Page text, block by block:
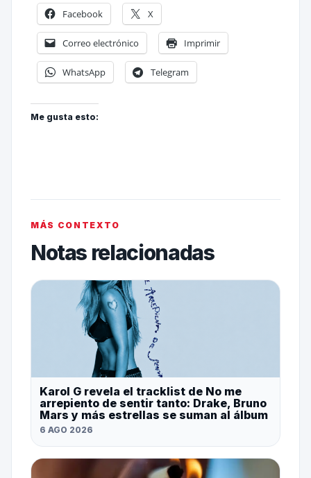
Facebook X
Correo electrónico Imprimir
WhatsApp Telegram
Me gusta esto:
MÁS CONTEXTO
Notas relacionadas
Karol G revela el tracklist de No me
arrepiento de sentir tanto: Drake, Bruno
Mars y más estrellas se suman al álbum
6 AGO 2026